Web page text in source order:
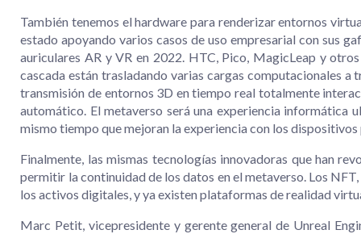
También tenemos el hardware para renderizar entornos
estado apoyando varios casos de uso empresarial con sus
auriculares AR y VR en 2022. HTC, Pico, MagicLeap y
cascada están trasladando varias cargas computacionales
transmisión de entornos 3D en tiempo real totalmente
automático. El metaverso será una experiencia informática
mismo tiempo que mejoran la experiencia con los
Finalmente, las mismas tecnologías innovadoras que han
permitir la continuidad de los datos en el metaverso. Los
los activos digitales, y ya existen plataformas de realidad
Marc Petit, vicepresidente y gerente general de Unreal